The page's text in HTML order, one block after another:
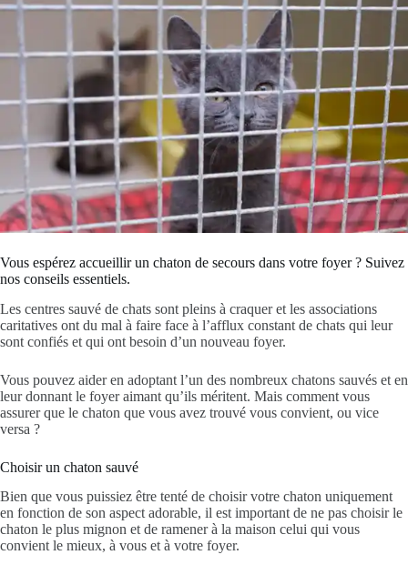
Vous espérez accueillir un chaton de secours dans votre foyer ? Suivez
nos conseils essentiels.
Les centres sauvé de chats sont pleins à craquer et les associations
caritatives ont du mal à faire face à l’afflux constant de chats qui leur
sont confiés et qui ont besoin d’un nouveau foyer.
Vous pouvez aider en adoptant l’un des nombreux chatons sauvés et en
leur donnant le foyer aimant qu’ils méritent. Mais comment vous
assurer que le chaton que vous avez trouvé vous convient, ou vice
versa ?
Choisir un chaton sauvé
Bien que vous puissiez être tenté de choisir votre chaton uniquement
en fonction de son aspect adorable, il est important de ne pas choisir le
chaton le plus mignon et de ramener à la maison celui qui vous
convient le mieux, à vous et à votre foyer.